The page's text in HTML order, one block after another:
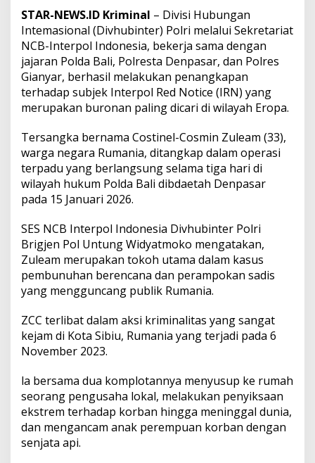
p
a
C
o
s
i
n
e
-
o
s
m
i
Z
u
l
e
a
m
D
b
e
P
o
l
r
STAR-NEWS.ID Kriminal – Divisi Hubungan
Intemasional (Divhubinter) Polri melalui Sekretariat
NCB-Interpol Indonesia, bekerja sama dengan
jajaran Polda Bali, Polresta Denpasar, dan Polres
Gianyar, berhasil melakukan penangkapan
terhadap subjek Interpol Red Notice (IRN) yang
merupakan buronan paling dicari di wilayah Eropa.
Tersangka bernama Costinel-Cosmin Zuleam (33),
warga negara Rumania, ditangkap dalam operasi
terpadu yang berlangsung selama tiga hari di
wilayah hukum Polda Bali dibdaetah Denpasar
pada 15 Januari 2026.
SES NCB Interpol Indonesia Divhubinter Polri
Brigjen Pol Untung Widyatmoko mengatakan,
Zuleam merupakan tokoh utama dalam kasus
pembunuhan berencana dan perampokan sadis
yang mengguncang publik Rumania.
ZCC terlibat dalam aksi kriminalitas yang sangat
kejam di Kota Sibiu, Rumania yang terjadi pada 6
November 2023.
la bersama dua komplotannya menyusup ke rumah
seorang pengusaha lokal, melakukan penyiksaan
ekstrem terhadap korban hingga meninggal dunia,
dan mengancam anak perempuan korban dengan
senjata api.